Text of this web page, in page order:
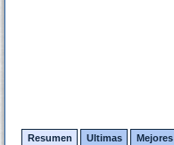
Resumen Ultimas Mejores